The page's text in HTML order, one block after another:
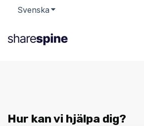
Svenska Visa undermenyer för
Hur kan vi hjälpa dig?